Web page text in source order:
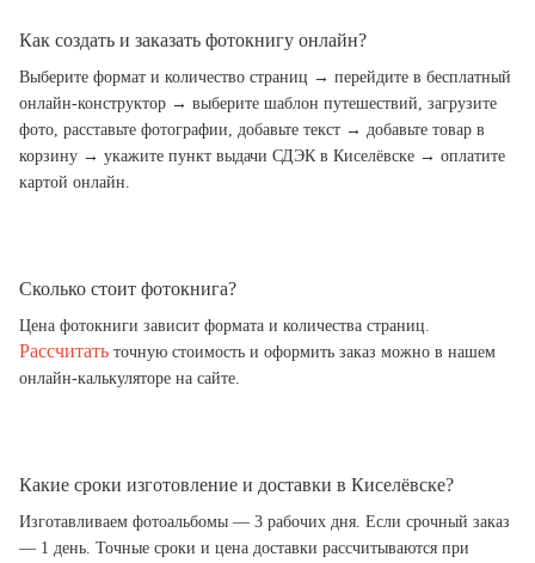
Как создать и заказать фотокнигу онлайн?
Выберите формат и количество страниц → перейдите в бесплатный
онлайн-конструктор → выберите шаблон путешествий, загрузите
фото, расставьте фотографии, добавьте текст → добавьте товар в
корзину → укажите пункт выдачи СДЭК в Киселёвске → оплатите
картой онлайн.
Сколько стоит фотокнига?
Цена фотокниги зависит формата и количества страниц.
Рассчитать точную стоимость и оформить заказ можно в нашем
онлайн-калькуляторе на сайте.
Какие сроки изготовление и доставки в Киселёвске?
Изготавливаем фотоальбомы — 3 рабочих дня. Если срочный заказ
— 1 день. Точные сроки и цена доставки рассчитываются при